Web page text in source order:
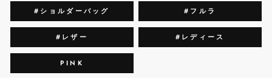
#ショルダーバッグ #フルラ
#レザー #レディース
PINK